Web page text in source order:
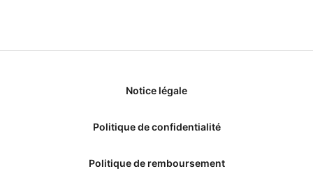
Notice légale
Politique de confidentialité
Politique de remboursement